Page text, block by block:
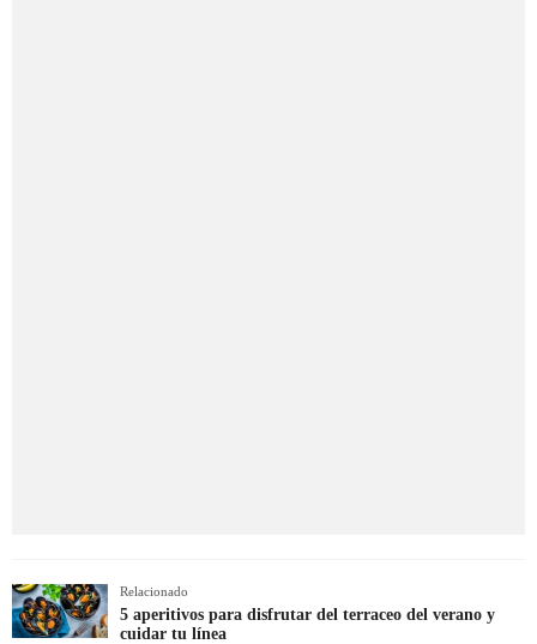
Relacionado
5 aperitivos para disfrutar del terraceo del verano y
cuidar tu línea